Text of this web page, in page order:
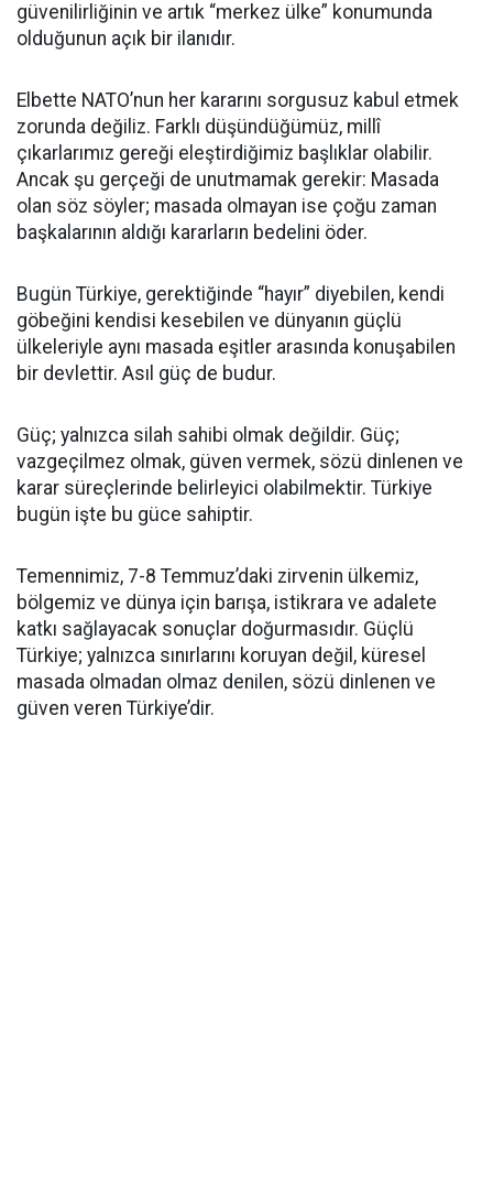
güvenilirliğinin ve artık “merkez ülke” konumunda
olduğunun açık bir ilanıdır.
Elbette NATO’nun her kararını sorgusuz kabul etmek
zorunda değiliz. Farklı düşündüğümüz, millî
çıkarlarımız gereği eleştirdiğimiz başlıklar olabilir.
Ancak şu gerçeği de unutmamak gerekir: Masada
olan söz söyler; masada olmayan ise çoğu zaman
başkalarının aldığı kararların bedelini öder.
Bugün Türkiye, gerektiğinde “hayır” diyebilen, kendi
göbeğini kendisi kesebilen ve dünyanın güçlü
ülkeleriyle aynı masada eşitler arasında konuşabilen
bir devlettir. Asıl güç de budur.
Güç; yalnızca silah sahibi olmak değildir. Güç;
vazgeçilmez olmak, güven vermek, sözü dinlenen ve
karar süreçlerinde belirleyici olabilmektir. Türkiye
bugün işte bu güce sahiptir.
Temennimiz, 7-8 Temmuz’daki zirvenin ülkemiz,
bölgemiz ve dünya için barışa, istikrara ve adalete
katkı sağlayacak sonuçlar doğurmasıdır. Güçlü
Türkiye; yalnızca sınırlarını koruyan değil, küresel
masada olmadan olmaz denilen, sözü dinlenen ve
güven veren Türkiye’dir.